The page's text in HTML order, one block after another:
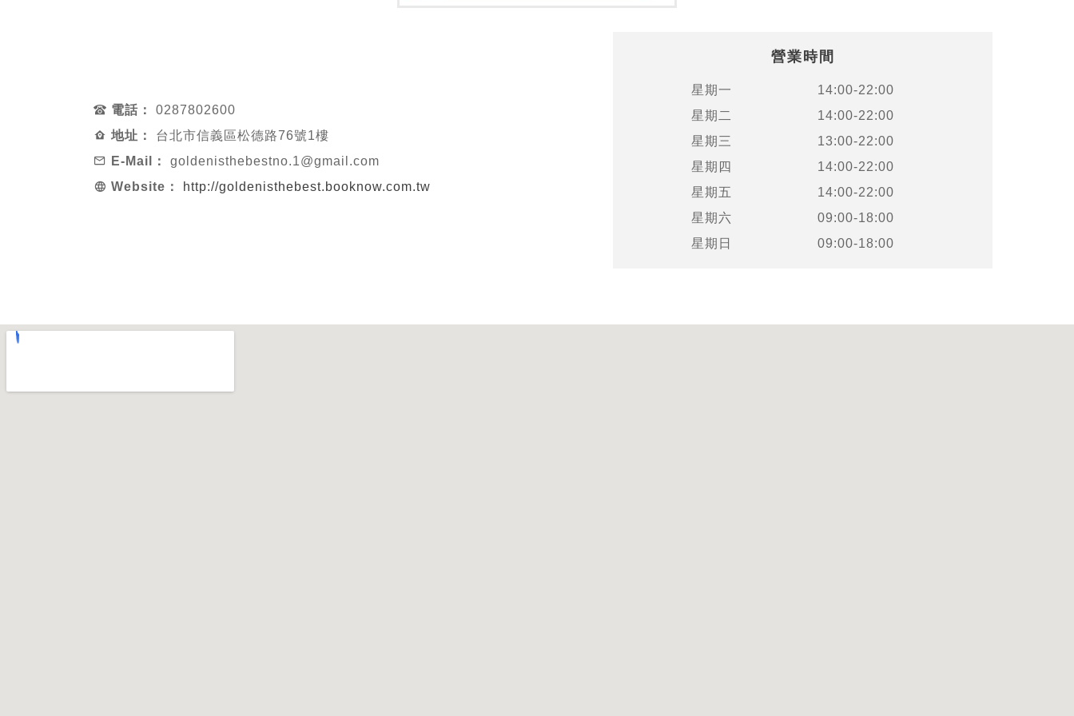
電話：
0287802600
地址：
台北市信義區松德路76號1樓
E-Mail：
goldenisthebestno.1@gmail.com
Website：
http://goldenisthebest.booknow.com.tw
營業時間
星期一
14:00-22:00
星期二
14:00-22:00
星期三
13:00-22:00
星期四
14:00-22:00
星期五
14:00-22:00
星期六
09:00-18:00
星期日
09:00-18:00